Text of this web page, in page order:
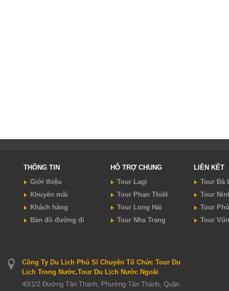
THÔNG TIN
Giới thiệu
Khuyến mãi
Khách hàng
Bản đồ đường đi
HỖ TRỢ CHUNG
Tour Lagi
Tour Phan Thiết
Tour Long Hải
Tour Nha Trang
LIÊN KẾT
Tour Đà
Tour
Tour
Tour
Công Ty Du Lịch Phú Sĩ Chuyên Tổ Chức Tour Du
Lịch Trong Nước,Tour Du Lịch Nước Ngoài
40/1/2 Đường Tân Thành, Phường Tân Thành, Quận